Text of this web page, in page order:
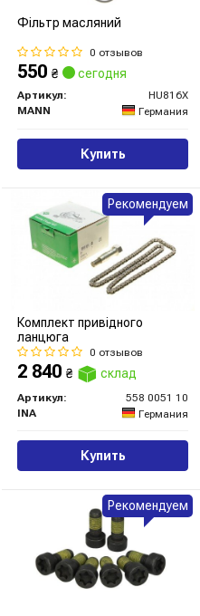
Фільтр масляний
0 отзывов
550 ₴ сегодня
Артикул:
HU816X
MANN
Германия
Купить
Комплект привідного
ланцюга
0 отзывов
2 840 ₴ склад
Артикул:
558 0051 10
INA
Германия
Купить
Рекомендуем
Рекомендуем